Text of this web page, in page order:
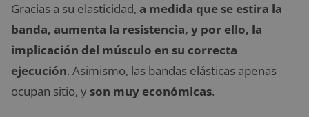
Gracias a su elasticidad, a medida que se estira la
banda, aumenta la resistencia, y por ello, la
implicación del músculo en su correcta
ejecución. Asimismo, las bandas elásticas apenas
ocupan sitio, y son muy económicas.